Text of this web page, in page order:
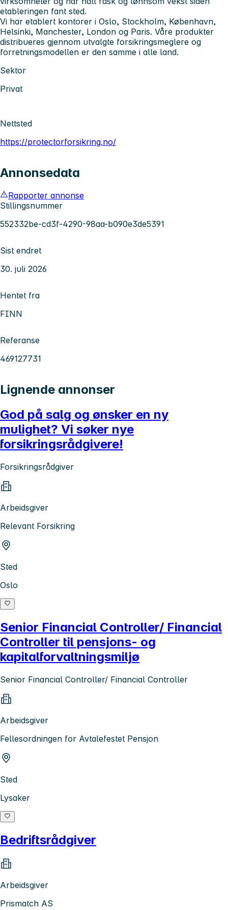
etableringen fant sted.
Vi har etablert kontorer i Oslo, Stockholm, København,
Helsinki, Manchester, London og Paris. Våre produkter
distribueres gjennom utvalgte forsikringsmeglere og
forretningsmodellen er den samme i alle land.
Sektor
Privat
Nettsted
https://protectorforsikring.no/
Annonsedata
Rapporter annonse
Stillingsnummer
552332be-cd3f-4290-98aa-b090e3de5391
Sist endret
30. juli 2026
Hentet fra
FINN
Referanse
469127731
Lignende annonser
God på salg og ønsker en ny
mulighet? Vi søker nye
forsikringsrådgivere!
Forsikringsrådgiver
Arbeidsgiver
Relevant Forsikring
Sted
Oslo
Senior Financial Controller/ Financial
Controller til pensjons- og
kapitalforvaltningsmiljø
Senior Financial Controller/ Financial Controller
Arbeidsgiver
Fellesordningen for Avtalefestet Pensjon
Sted
Lysaker
Bedriftsrådgiver
Arbeidsgiver
Prismatch AS